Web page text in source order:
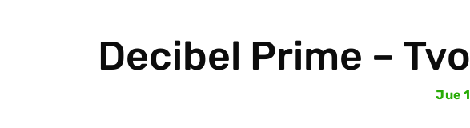
Decibel Prime –
Jue